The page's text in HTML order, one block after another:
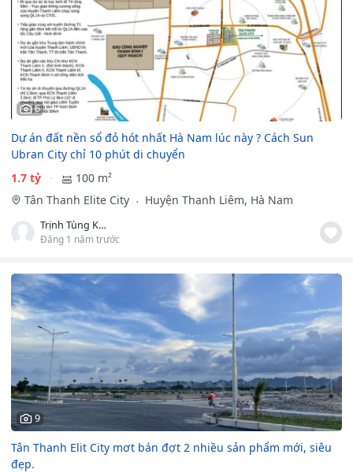
6
Dự án đất nền sổ đỏ hót nhất Hà Nam lúc này ? Cách Sun
Ubran City chỉ 10 phút di chuyển
1.7 tỷ
100 m²
Tân Thanh Elite City
Huyện Thanh Liêm, Hà Nam
Trịnh Tùng Khánh
Đăng 1 năm trước
9
Tân Thanh Elit City mơt bán đợt 2 nhiều sản phẩm mới, siêu
đẹp.